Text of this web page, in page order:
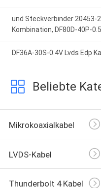
und Steckverbinder 20453-
Kombination, DF80D-40P-
DF36A-30S-0.4V Lvds Edp
Beliebte
Mikrokoaxialkabel
LVDS-Kabel
Thunderbolt 4 Kabel